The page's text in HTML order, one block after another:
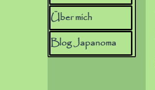
Über mich
Blog Japanoma